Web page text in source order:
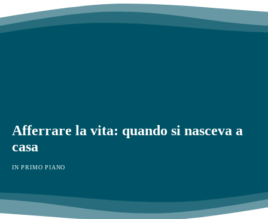
Afferrare la vita: quando si nasceva a
casa
IN PRIMO PIANO